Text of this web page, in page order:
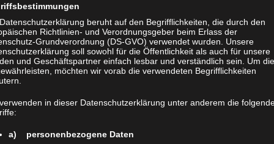
beruht auf den Begrifflichkeiten, die durch den
Richtlinien- und Verordnungsgeber beim Erlass der
Grundverordnung (DS-GVO) verwendet wurden. Unsere
soll sowohl für die Öffentlichkeit als auch für unsere
und Geschäftspartner einfach lesbar und verständlich sein. Um
möchten wir vorab die verwendeten Begrifflichkeiten
in dieser Datenschutzerklärung unter anderem die
a) personenbezogene Daten